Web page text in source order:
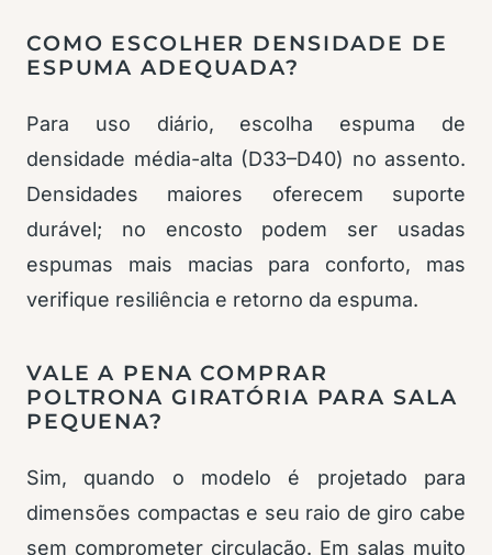
COMO ESCOLHER DENSIDADE DE
ESPUMA ADEQUADA?
Para uso diário, escolha espuma de
densidade média-alta (D33–D40) no assento.
Densidades maiores oferecem suporte
durável; no encosto podem ser usadas
espumas mais macias para conforto, mas
verifique resiliência e retorno da espuma.
VALE A PENA COMPRAR
POLTRONA GIRATÓRIA PARA SALA
PEQUENA?
Sim, quando o modelo é projetado para
dimensões compactas e seu raio de giro cabe
sem comprometer circulação. Em salas muito